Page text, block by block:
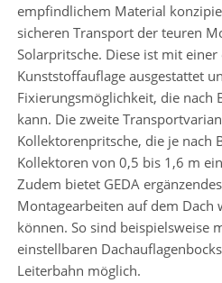
empfindlichem Material
sicheren Transport der teuren
Solarpritsche. Diese ist mit
Kunststoffauflage ausgestattet
Fixierungsmöglichkeit, die nach
kann. Die zweite
Kollektorenpritsche, die je nach
Kollektoren von 0,5 bis 1,6 m
Zudem bietet GEDA
Montagearbeiten auf dem Dach
können. So sind beispielsweise
einstellbaren
Leiterbahn möglich.